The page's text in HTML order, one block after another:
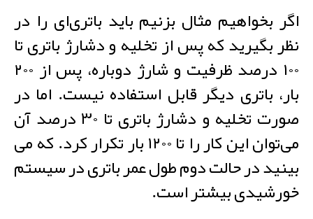
اگر بخواهیم مثال بزنیم باید باتری‌ای را در
نظر بگیرید که پس از تخلیه و دشارژ باتری تا
۱۰۰ درصد ظرفیت و شارژ دوباره، پس از ۲۰۰
بار، باتری دیگر قابل استفاده نیست. اما در
صورت تخلیه و دشارژ باتری تا ۳۰ درصد آن
می‌توان این کار را تا ۱۲۰۰ بار تکرار کرد. که می
بینید در حالت دوم طول عمر باتری در سیستم
خورشیدی بیشتر است.